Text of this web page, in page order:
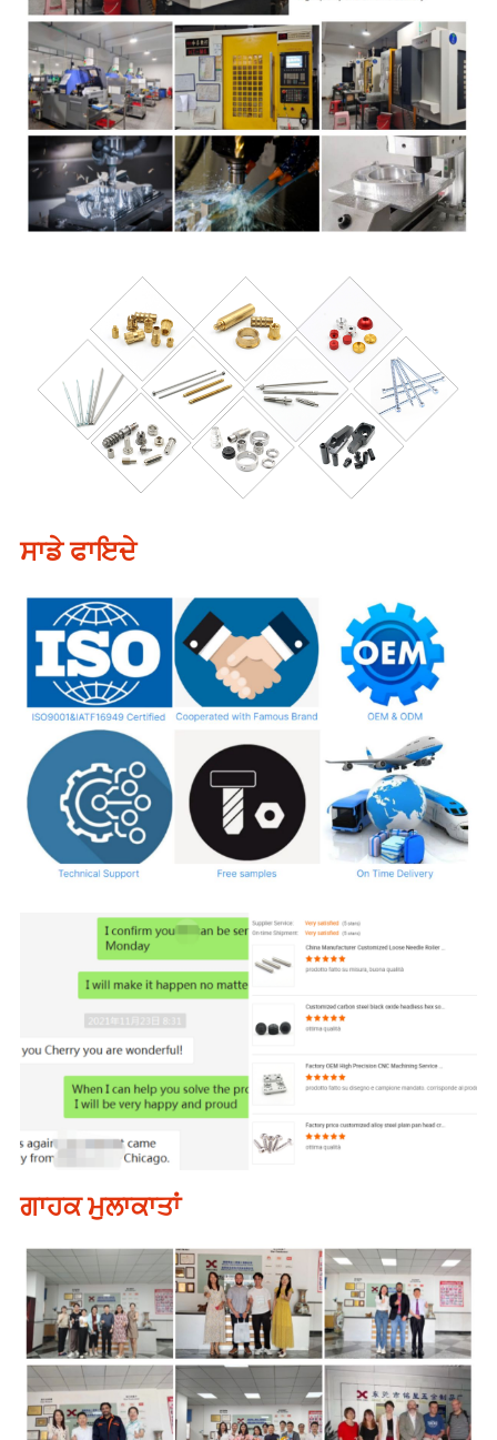
ਸਾਡੇ ਫਾਇਦੇ
ਗਾਹਕ ਮੁਲਾਕਾਤਾਂ